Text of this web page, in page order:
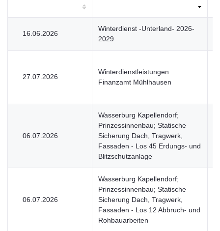
16.06.2026
Winterdienst -Unterland- 2026-
2029
27.07.2026
Winterdienstleistungen
Finanzamt Mühlhausen
06.07.2026
Wasserburg Kapellendorf;
Prinzessinnenbau; Statische
Sicherung Dach, Tragwerk,
Fassaden - Los 45 Erdungs- und
Blitzschutzanlage
06.07.2026
Wasserburg Kapellendorf;
Prinzessinnenbau; Statische
Sicherung Dach, Tragwerk,
Fassaden - Los 12 Abbruch- und
Rohbauarbeiten